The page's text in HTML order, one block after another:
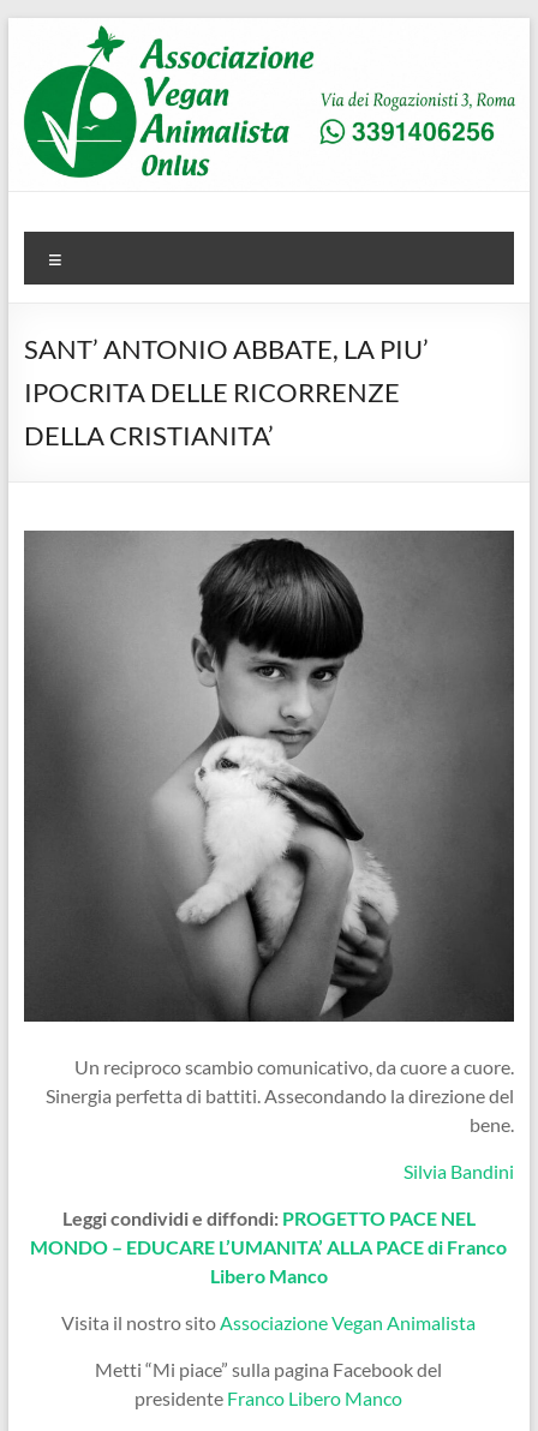
contenuto
AVA
Associazione Vegan Animalista
SANT’ ANTONIO ABBATE, LA PIU’
IPOCRITA DELLE RICORRENZE
DELLA CRISTIANITA’
Un reciproco scambio comunicativo, da cuore a cuore.
Sinergia perfetta di battiti. Assecondando la direzione del
bene.
Silvia Bandini
Leggi condividi e diffondi: PROGETTO PACE NEL
MONDO – EDUCARE L’UMANITA’ ALLA PACE di Franco
Libero Manco
Visita il nostro sito Associazione Vegan Animalista
Metti “Mi piace” sulla pagina Facebook del
presidente Franco Libero Manco